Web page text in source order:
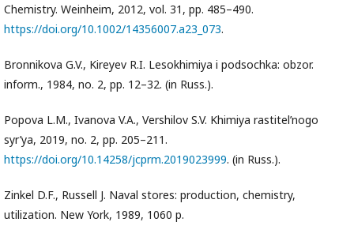
Chemistry. Weinheim, 2012, vol. 31, pp. 485–490.
https://doi.org/10.1002/14356007.a23_073.
Bronnikova G.V., Kireyev R.I. Lesokhimiya i podsochka: obzor.
inform., 1984, no. 2, pp. 12–32. (in Russ.).
Popova L.M., Ivanova V.A., Vershilov S.V. Khimiya rastitel’nogo
syr’ya, 2019, no. 2, pp. 205–211.
https://doi.org/10.14258/jcprm.2019023999. (in Russ.).
Zinkel D.F., Russell J. Naval stores: production, chemistry,
utilization. New York, 1989, 1060 p.